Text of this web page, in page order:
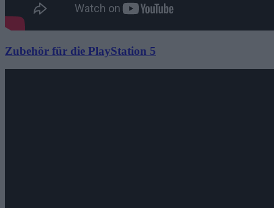
Zubehör für die PlayStation 5